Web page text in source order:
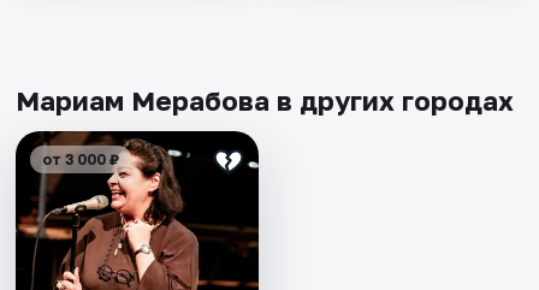
Мариам Мерабова в других городах
от 3 000 ₽